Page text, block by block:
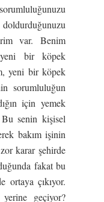
var. Benim
bir köpek
yeni bir köpek
sorumluluğun
için yemek
Bu senin kişisel
bakım işinin
karar şehirde
fakat bu
ortaya çıkıyor.
geçiyor?